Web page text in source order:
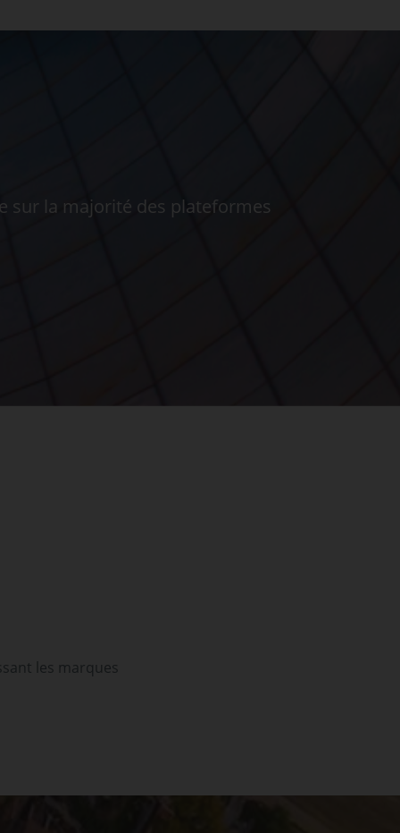
sur la majorité des plateformes
les marques